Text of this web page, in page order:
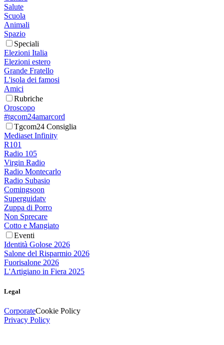
Salute
Scuola
Animali
Spazio
Speciali
Elezioni Italia
Elezioni estero
Grande Fratello
L'isola dei famosi
Amici
Rubriche
Oroscopo
#tgcom24amarcord
Tgcom24 Consiglia
Mediaset Infinity
R101
Radio 105
Virgin Radio
Radio Montecarlo
Radio Subasio
Comingsoon
Superguidatv
Zuppa di Porro
Non Sprecare
Cotto e Mangiato
Eventi
Identità Golose 2026
Salone del Risparmio 2026
Fuorisalone 2026
L'Artigiano in Fiera 2025
Legal
CorporateCookie Policy
Privacy Policy